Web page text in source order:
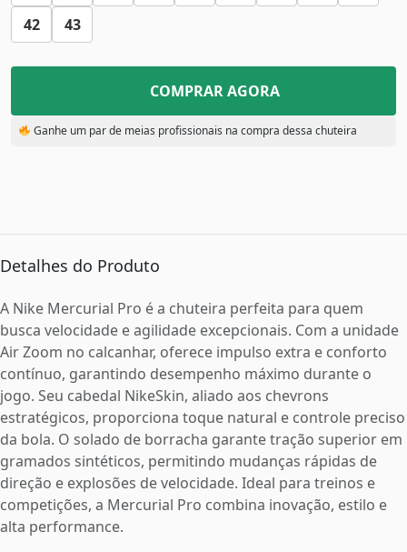
42
43
COMPRAR AGORA
Ganhe um par de meias profissionais na compra dessa chuteira
Detalhes do Produto
A Nike Mercurial Pro é a chuteira perfeita para quem
busca velocidade e agilidade excepcionais. Com a unidade
Air Zoom no calcanhar, oferece impulso extra e conforto
contínuo, garantindo desempenho máximo durante o
jogo. Seu cabedal NikeSkin, aliado aos chevrons
estratégicos, proporciona toque natural e controle preciso
da bola. O solado de borracha garante tração superior em
gramados sintéticos, permitindo mudanças rápidas de
direção e explosões de velocidade. Ideal para treinos e
competições, a Mercurial Pro combina inovação, estilo e
alta performance.